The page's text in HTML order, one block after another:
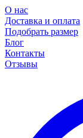
О нас
Доставка и оплата
Подобрать размер
Блог
Контакты
Отзывы